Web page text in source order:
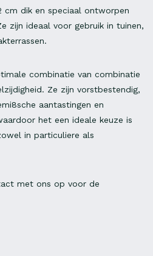
cm dik en speciaal ontworpen
zijn ideaal voor gebruik in tuinen,
combinatie van combinatie
Ze zijn vorstbestendig,
aantastingen en
het een ideale keuze is
in particuliere als
met ons op voor de